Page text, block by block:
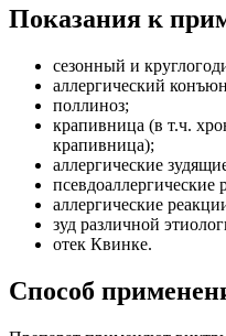
Показания к
сезонный и
аллергический
поллиноз;
крапивница (в т.ч.
крапивница);
аллергические
псевдоаллергические
аллергические
зуд различной
отек Квинке.
Способ